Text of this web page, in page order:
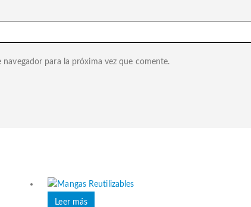
para la próxima vez que comente.
Leer más